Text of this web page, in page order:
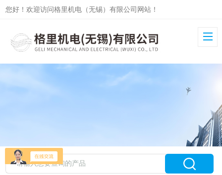
您好！欢迎访问格里机电（无锡）有限公司网站！